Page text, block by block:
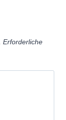
Erforderliche